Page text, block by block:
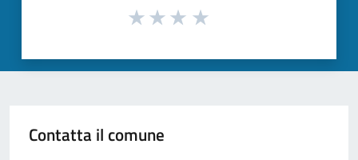
Contatta il comune